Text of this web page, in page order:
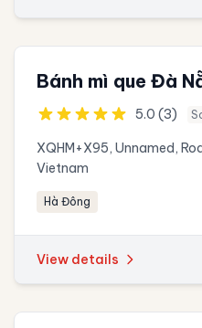
Bánh mì que Đà
5.0 (3)
XQHM+X95, Unnamed,
Vietnam
Hà Đông
View details